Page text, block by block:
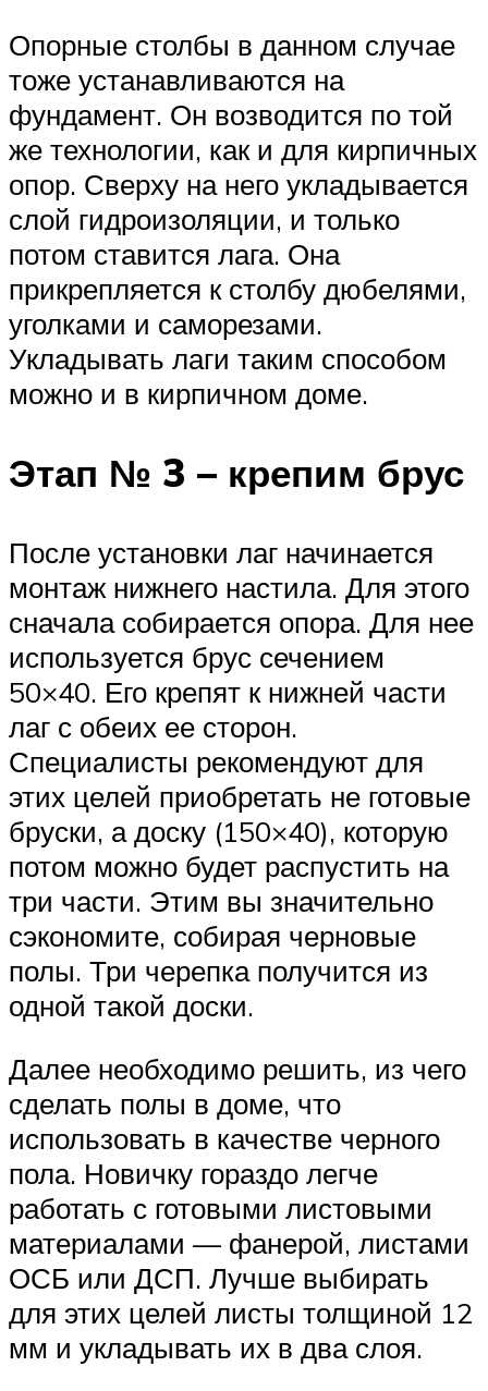
Опорные столбы в данном случае
тоже устанавливаются на
фундамент. Он возводится по той
же технологии, как и для кирпичных
опор. Сверху на него укладывается
слой гидроизоляции, и только
потом ставится лага. Она
прикрепляется к столбу дюбелями,
уголками и саморезами.
Укладывать лаги таким способом
можно и в кирпичном доме.
Этап № 3 – крепим брус
После установки лаг начинается
монтаж нижнего настила. Для этого
сначала собирается опора. Для нее
используется брус сечением
50×40. Его крепят к нижней части
лаг с обеих ее сторон.
Специалисты рекомендуют для
этих целей приобретать не готовые
бруски, а доску (150×40), которую
потом можно будет распустить на
три части. Этим вы значительно
сэкономите, собирая черновые
полы. Три черепка получится из
одной такой доски.
Далее необходимо решить, из чего
сделать полы в доме, что
использовать в качестве черного
пола. Новичку гораздо легче
работать с готовыми листовыми
материалами — фанерой, листами
ОСБ или ДСП. Лучше выбирать
для этих целей листы толщиной 12
мм и укладывать их в два слоя.